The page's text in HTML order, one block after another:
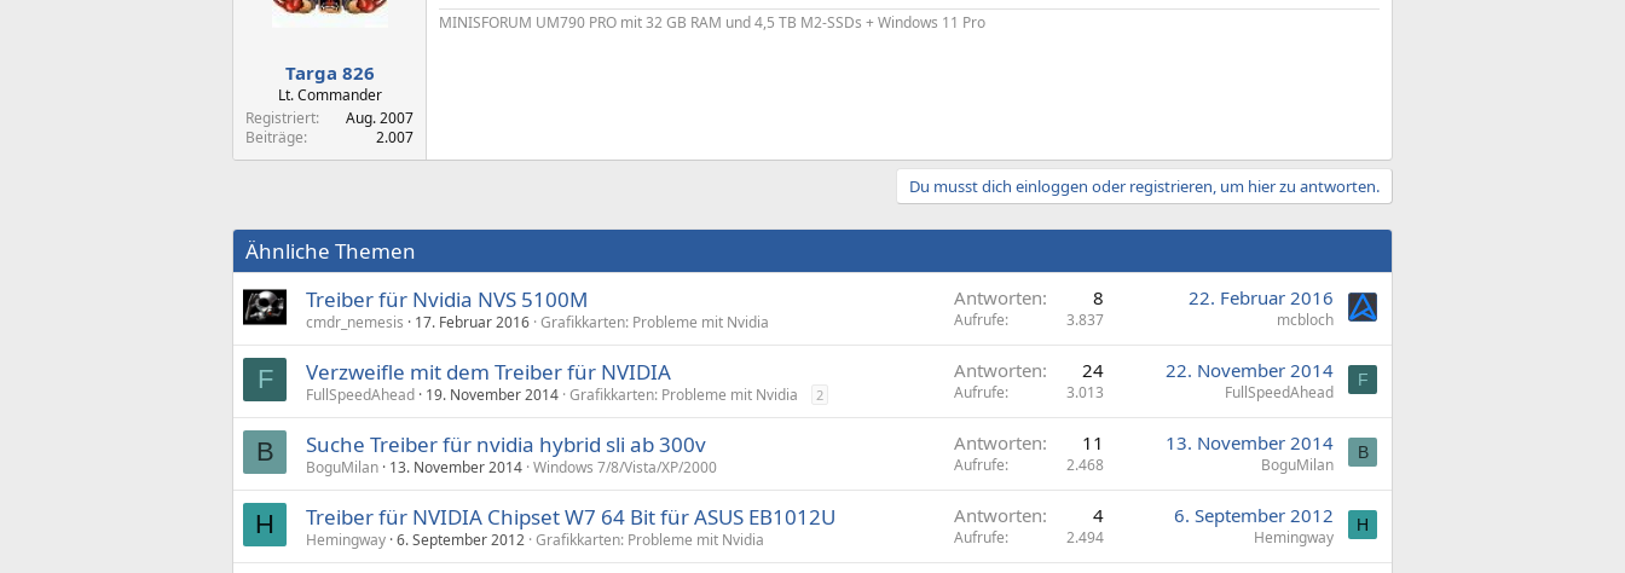
Targa 826
Lt. Commander
Registriert
Aug. 2007
Beiträge
2.007
MINISFORUM UM790 PRO mit 32 GB RAM und 4,5 TB M2-SSDs + Windows 11 Pro
Du musst dich einloggen oder registrieren, um hier zu antworten.
Ähnliche Themen
Treiber für Nvidia NVS 5100M
cmdr_nemesis 17. Februar 2016 Grafikkarten: Probleme mit Nvidia
Antworten 8
Aufrufe 3.837
22. Februar 2016
mcbloch
F Verzweifle mit dem Treiber für NVIDIA
FullSpeedAhead 19. November 2014 Grafikkarten: Probleme mit Nvidia 2
Antworten 24
Aufrufe 3.013
22. November 2014
FullSpeedAhead
F
B Suche Treiber für nvidia hybrid sli ab 300v
BoguMilan 13. November 2014 Windows 7/8/Vista/XP/2000
Antworten 11
Aufrufe 2.468
13. November 2014
BoguMilan
B
H Treiber für NVIDIA Chipset W7 64 Bit für ASUS EB1012U
Hemingway 6. September 2012 Grafikkarten: Probleme mit Nvidia
Antworten 4
Aufrufe 2.494
6. September 2012
Hemingway
H